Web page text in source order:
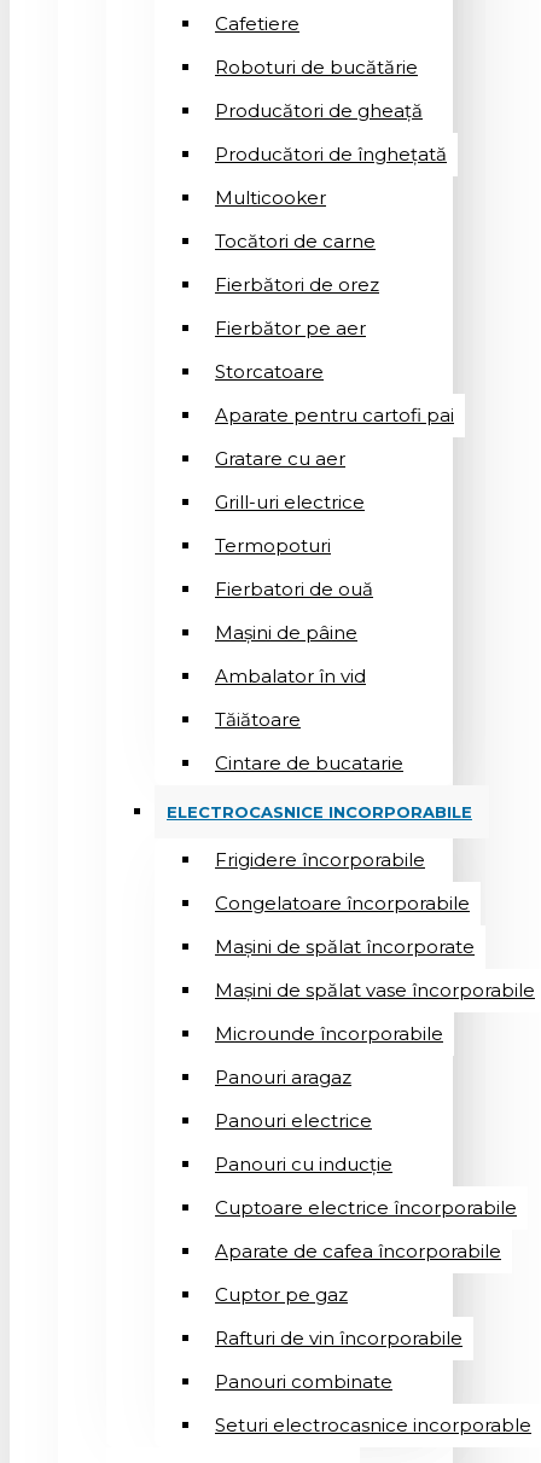
Cafetiere
Roboturi de bucătărie
Producători de gheață
Producători de înghețată
Multicooker
Tocători de carne
Fierbători de orez
Fierbător pe aer
Storcatoare
Aparate pentru cartofi pai
Gratare cu aer
Grill-uri electrice
Termopoturi
Fierbatori de ouă
Mașini de pâine
Ambalator în vid
Tăiătoare
Cintare de bucatarie
ELECTROCASNICE INCORPORABILE
Frigidere încorporabile
Congelatoare încorporabile
Mașini de spălat încorporate
Mașini de spălat vase încorporabile
Microunde încorporabile
Panouri aragaz
Panouri electrice
Panouri cu inducție
Cuptoare electrice încorporabile
Aparate de cafea încorporabile
Cuptor pe gaz
Rafturi de vin încorporabile
Panouri combinate
Seturi electrocasnice incorporable